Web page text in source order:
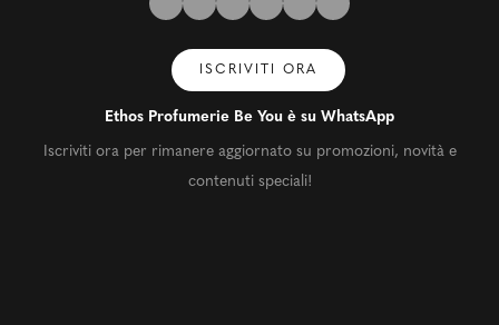
ISCRIVITI ORA
Ethos Profumerie Be You è su WhatsApp
Iscriviti ora per rimanere aggiornato su promozioni, novità e
contenuti speciali!